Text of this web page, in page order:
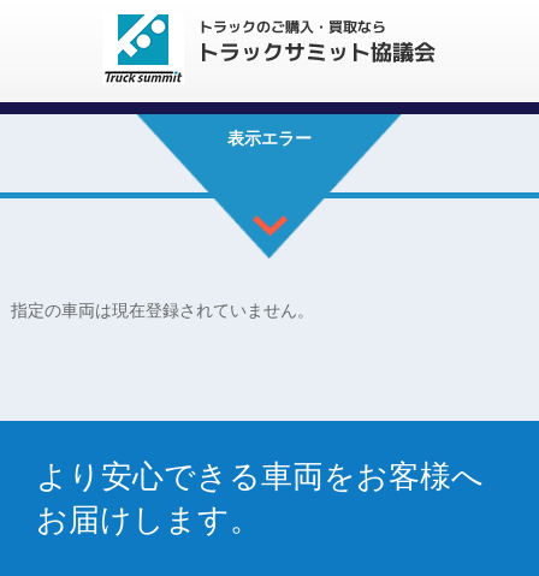
表示エラー
指定の車両は現在登録されていません。
より安心できる車両をお客様へ
お届けします。